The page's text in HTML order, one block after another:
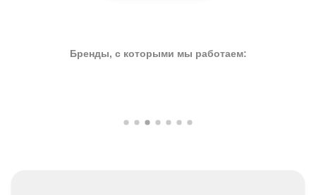
Бренды, с которыми мы работаем: